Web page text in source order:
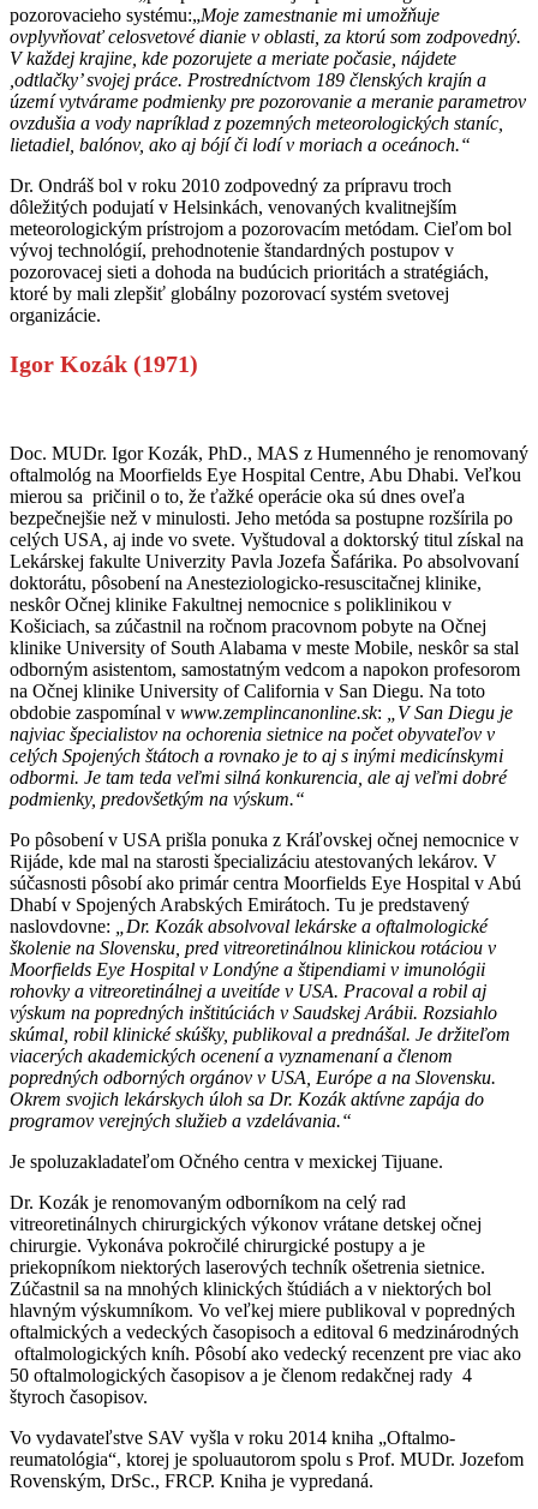
pozorovacieho systému:„Moje zamestnanie mi umožňuje
ovplyvňovať celosvetové dianie v oblasti, za ktorú som zodpovedný.
V každej krajine, kde pozorujete a meriate počasie, nájdete
,odtlačky’ svojej práce. Prostredníctvom 189 členských krajín a
území vytvárame podmienky pre pozorovanie a meranie parametrov
ovzdušia a vody napríklad z pozemných meteorologických staníc,
lietadiel, balónov, ako aj bójí či lodí v moriach a oceánoch.“
Dr. Ondráš bol v roku 2010 zodpovedný za prípravu troch
dôležitých podujatí v Helsinkách, venovaných kvalitnejším
meteorologickým prístrojom a pozorovacím metódam. Cieľom bol
vývoj technológií, prehodnotenie štandardných postupov v
pozorovacej sieti a dohoda na budúcich prioritách a stratégiách,
ktoré by mali zlepšiť globálny pozorovací systém svetovej
organizácie.
Igor Kozák (1971)
Doc. MUDr. Igor Kozák, PhD., MAS z Humenného je renomovaný
oftalmológ na Moorfields Eye Hospital Centre, Abu Dhabi. Veľkou
mierou sa pričinil o to, že ťažké operácie oka sú dnes oveľa
bezpečnejšie než v minulosti. Jeho metóda sa postupne rozšírila po
celých USA, aj inde vo svete. Vyštudoval a doktorský titul získal na
Lekárskej fakulte Univerzity Pavla Jozefa Šafárika. Po absolvovaní
doktorátu, pôsobení na Anesteziologicko-resuscitačnej klinike,
neskôr Očnej klinike Fakultnej nemocnice s poliklinikou v
Košiciach, sa zúčastnil na ročnom pracovnom pobyte na Očnej
klinike University of South Alabama v meste Mobile, neskôr sa stal
odborným asistentom, samostatným vedcom a napokon profesorom
na Očnej klinike University of California v San Diegu. Na toto
obdobie zaspomínal v www.zemplincanonline.sk:
„V San Diegu je
najviac špecialistov na ochorenia sietnice na počet obyvateľov v
celých Spojených štátoch a rovnako je to aj s inými medicínskymi
odbormi. Je tam teda veľmi silná konkurencia, ale aj veľmi dobré
podmienky, predovšetkým na výskum.“
Po pôsobení v USA prišla ponuka z Kráľovskej očnej nemocnice v
Rijáde, kde mal na starosti špecializáciu atestovaných lekárov. V
súčasnosti pôsobí ako primár centra Moorfields Eye Hospital v Abú
Dhabí v Spojených Arabských Emirátoch. Tu je predstavený
naslovdovne:
„Dr. Kozák absolvoval lekárske a oftalmologické
školenie na Slovensku, pred vitreoretinálnou klinickou rotáciou v
Moorfields Eye Hospital v Londýne a štipendiami v imunológii
rohovky a vitreoretinálnej a uveitíde v USA. Pracoval a robil aj
výskum na popredných inštitúciách v Saudskej Arábii. Rozsiahlo
skúmal, robil klinické skúšky, publikoval a prednášal. Je držiteľom
viacerých akademických ocenení a vyznamenaní a členom
popredných odborných orgánov v USA, Európe a na Slovensku.
Okrem svojich lekárskych úloh sa Dr. Kozák aktívne zapája do
programov verejných služieb a vzdelávania.“
Je spoluzakladateľom Očného centra v mexickej Tijuane.
Dr. Kozák je renomovaným odborníkom na celý rad
vitreoretinálnych chirurgických výkonov vrátane detskej očnej
chirurgie. Vykonáva pokročilé chirurgické postupy a je
priekopníkom niektorých laserových techník ošetrenia sietnice.
Zúčastnil sa na mnohých klinických štúdiách a v niektorých bol
hlavným výskumníkom. Vo veľkej miere publikoval v popredných
oftalmických a vedeckých časopisoch a editoval 6 medzinárodných
oftalmologických kníh. Pôsobí ako vedecký recenzent pre viac ako
50 oftalmologických časopisov a je členom redakčnej rady 4
štyroch časopisov.
Vo vydavateľstve SAV vyšla v roku 2014 kniha „Oftalmo-
reumatológia“, ktorej je spoluautorom spolu s Prof. MUDr. Jozefom
Rovenským, DrSc., FRCP. Kniha je vypredaná.